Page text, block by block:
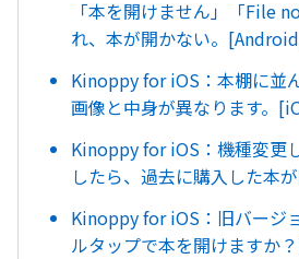
「本を開けません」「File
れ、本が開かない。
Kinoppy for iOS：本棚に並
画像と中身が異なります。
Kinoppy for iOS：機種変更
したら、過去に購入した本
Kinoppy for iOS：旧バージ
ルタップで本を開けますか